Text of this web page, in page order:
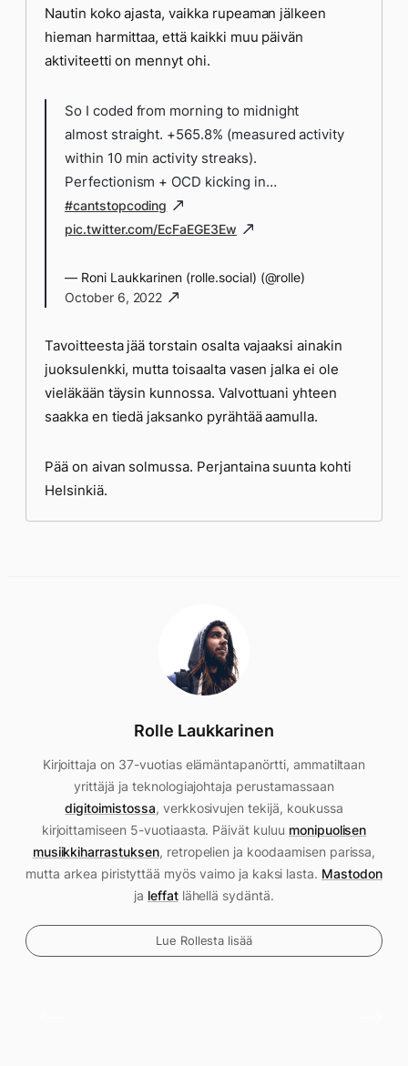
Nautin koko ajasta, vaikka rupeaman jälkeen
hieman harmittaa, että kaikki muu päivän
aktiviteetti on mennyt ohi.
So I coded from morning to midnight
almost straight. +565.8% (measured activity
within 10 min activity streaks).
Perfectionism + OCD kicking in…
#cantstopcoding
pic.twitter.com/EcFaEGE3Ew
— Roni Laukkarinen (rolle.social) (@rolle)
October 6, 2022
Tavoitteesta jää torstain osalta vajaaksi ainakin
juoksulenkki, mutta toisaalta vasen jalka ei ole
vieläkään täysin kunnossa. Valvottuani yhteen
saakka en tiedä jaksanko pyrähtää aamulla.
Pää on aivan solmussa. Perjantaina suunta kohti
Helsinkiä.
Rolle Laukkarinen
Kirjoittaja on 37-vuotias elämäntapanörtti, ammatiltaan
yrittäjä ja teknologiajohtaja perustamassaan
digitoimistossa, verkkosivujen tekijä, koukussa
kirjoittamiseen 5-vuotiaasta. Päivät kuluu monipuolisen
musiikkiharrastuksen, retropelien ja koodaamisen parissa,
mutta arkea piristyttää myös vaimo ja kaksi lasta. Mastodon
ja leffatlähellä sydäntä.
Lue Rollesta lisää